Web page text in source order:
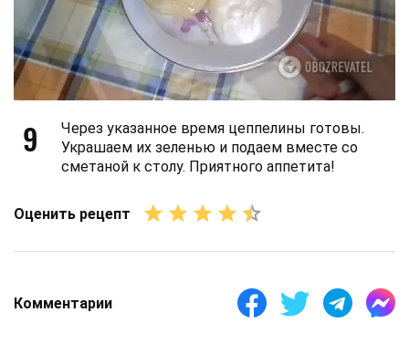
9
Через указанное время цеппелины готовы.
Украшаем их зеленью и подаем вместе со
сметаной к столу. Приятного аппетита!
Оценить рецепт
Комментарии